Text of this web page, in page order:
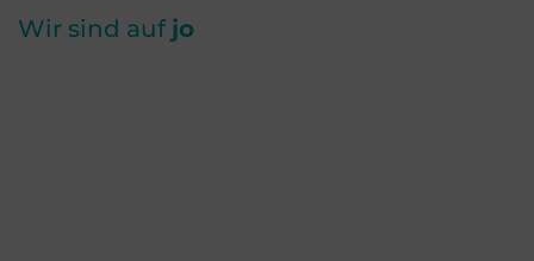
Wir sind auf jo